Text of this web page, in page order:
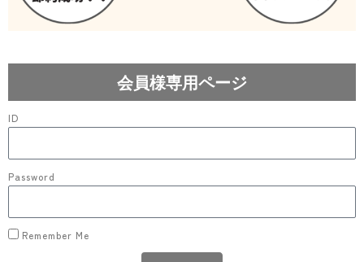
会員様専用ページ
ID
Password
Remember Me